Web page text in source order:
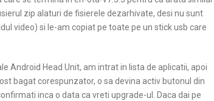
zip alaturi de fisierele dezarhivate, desi nu sunt
video) si le-am copiat pe toate pe un stick usb care
Android Head Unit, am intrat in lista de aplicatii, apoi
bagat corespunzator, o sa devina activ butonul din
inca o data ca vreti upgrade-ul. Daca dai pe